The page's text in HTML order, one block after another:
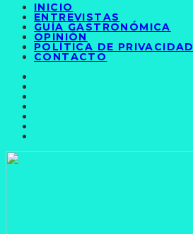
INICIO
ENTREVISTAS
GUÍA GASTRONÓMICA
OPINIÓN
POLÍTICA DE PRIVACIDAD
CONTACTO